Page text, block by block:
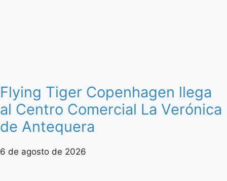
Flying Tiger Copenhagen llega
al Centro Comercial La Verónica
de Antequera
6 de agosto de 2026